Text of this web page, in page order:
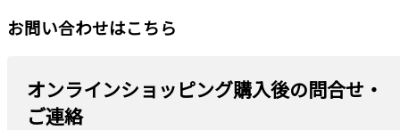
お問い合わせはこちら
オンラインショッピング購入後の問合せ・
ご連絡